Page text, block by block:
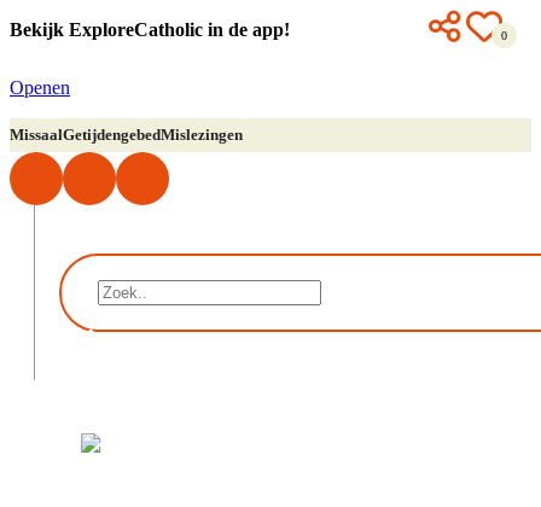
Bekijk ExploreCatholic in de app!
Openen
MissaalGetijdengebedMislezingen
0